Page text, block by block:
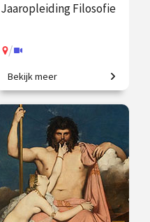
Jaaropleiding Filosofie
/
In één jaar de wereld beter
begrijpen!
€ 1090.00
vanaf 22
sep.
/ Op locatie of online
Bekijk meer